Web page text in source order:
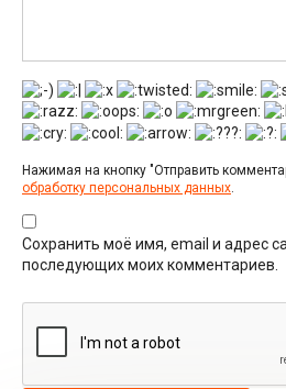
Нажимая на кнопку "Отправить
обработку персональных данных.
Сохранить моё имя, email и адрес
последующих моих комментариев.